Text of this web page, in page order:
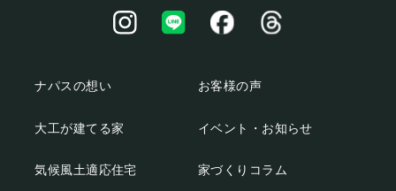
ナパスの想い
大工が建てる家
気候風土適応住宅
お客様の声
イベント・お知らせ
家づくりコラム